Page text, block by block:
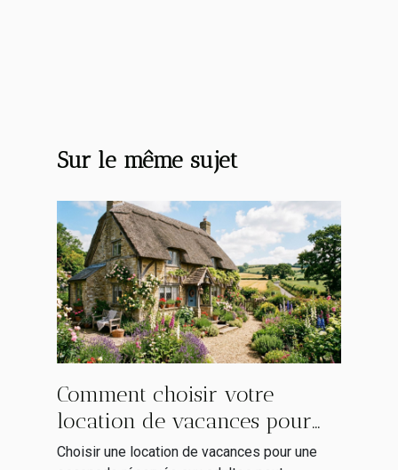
Sur le même sujet
Comment choisir votre
location de vacances pour
une escapade adulte
Choisir une location de vacances pour une